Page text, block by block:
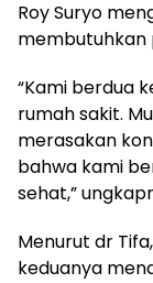
Roy Suryo
membutuhkan
“Kami berdua
rumah sakit.
merasakan
bahwa kami
sehat,”
Menurut dr
keduanya